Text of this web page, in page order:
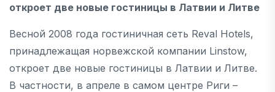
откроет две новые гостиницы в Латвии и Литве
Весной 2008 года гостиничная сеть Reval Hotels,
принадлежащая норвежской компании Linstow,
откроет две новые гостиницы в Латвии и Литве.
В частности, в апреле в самом центре Риги –